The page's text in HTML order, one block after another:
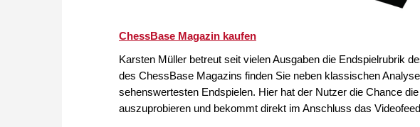
ChessBase Magazin kaufen
Karsten Müller betreut seit vielen Ausgaben die Endspielrubrik
des ChessBase Magazins finden Sie neben klassischen
sehenswertesten Endspielen. Hier hat der Nutzer die Chance
auszuprobieren und bekommt direkt im Anschluss das